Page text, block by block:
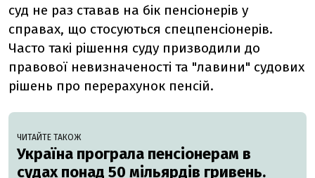
суд не раз ставав на бік пенсіонерів у
справах, що стосуються спецпенсіонерів.
Часто такі рішення суду призводили до
правової невизначеності та "лавини" судових
рішень про перерахунок пенсій.
ЧИТАЙТЕ ТАКОЖ
Україна програла пенсіонерам в
судах понад 50 мільярдів гривень.